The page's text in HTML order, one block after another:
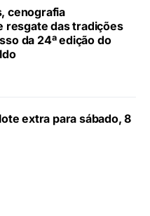
cenografia
resgate das tradições
da 24ª edição do
extra para sábado, 8